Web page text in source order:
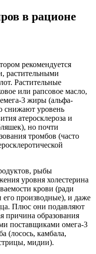
в рационе
рекомендуется
растительными
Растительные
или рапсовое масло,
3 жиры (альфа-
снижают уровень
атеросклероза и
но почти
тромбов (часто
рыбы
уровня холестерина
крови (ради
его производные), и даже
Плюс они подавляют
причина образования
поставщиками омега-3
(лосось, камбала,
мидии).